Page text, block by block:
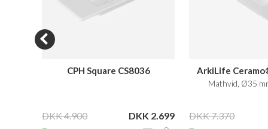
CPH Square CS8036
DKK 4.900 DKK 2.699
ArkiLife
Mathvid, Ø35
DKK 7.370